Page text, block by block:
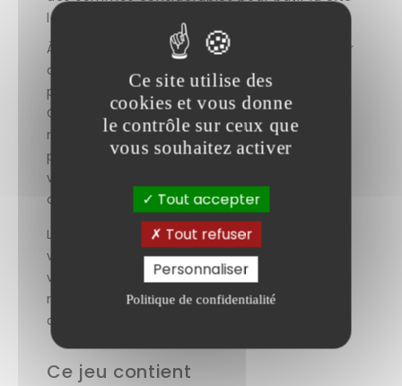
la plus prestigieuse de tous les temps.
À la tête de votre empire, vous devez choisir
quels bâtiments et monuments seront les
plus à même de satisfaire vos ambitions.
Ces constructions vous rapporteront des
ressources qui vous permettront d’attirer
plus de monde dans votre ville. Mais gardez
vos adversaires à l’œil ! Il se peut qu’ils
convoitent les mêmes bâtiments que vous.
Le joueur qui obtient le plus de points de
victoire à l’issue de la partie est déclaré
vainqueur, et sa cité est universellement
reconnue comme la plus belle du monde
antique !
Ce jeu contient
Ce site utilise des
cookies et vous donne
le contrôle sur ceux que
vous souhaitez activer
Tout accepter
Tout refuser
Personnaliser
Politique de confidentialité